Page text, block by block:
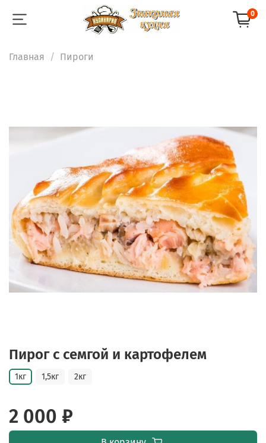
0
Главная Пироги
Пирог с семгой и картофелем
1кг 1,5кг 2кг
2 000 ₽